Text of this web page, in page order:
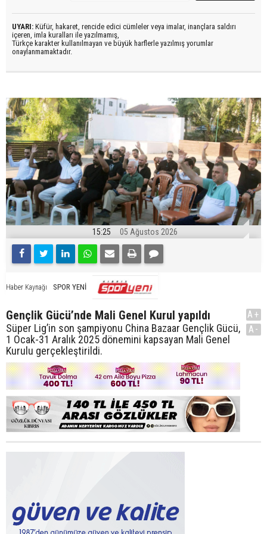
UYARI: Küfür, hakaret, rencide edici cümleler veya imalar, inançlara saldırı
içeren, imla kuralları ile yazılmamış,
Türkçe karakter kullanılmayan ve büyük harflerle yazılmış yorumlar
onaylanmamaktadır.
15:25 05 Ağustos 2026
Haber Kaynağı SPOR YENİ
Gençlik Gücü’nde Mali Genel Kurul yapıldı
Süper Lig’in son şampiyonu China Bazaar Gençlik Gücü,
1 Ocak-31 Aralık 2025 dönemini kapsayan Mali Genel
Kurulu gerçekleştirildi.
A+
A-